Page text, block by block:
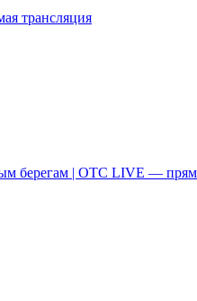
трансляция
берегам | ОТС LIVE —